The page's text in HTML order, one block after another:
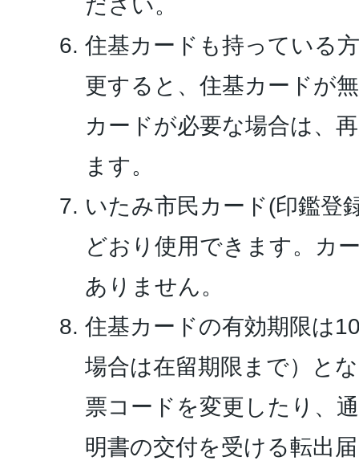
住基カードも持っている
更すると、住基カードが
カードが必要な場合は、
ます。
いたみ市民カード(印鑑登
どおり使用できます。カ
ありません。
住基カードの有効期限は
場合は在留期限まで）と
票コードを変更したり、
明書の交付を受ける転出